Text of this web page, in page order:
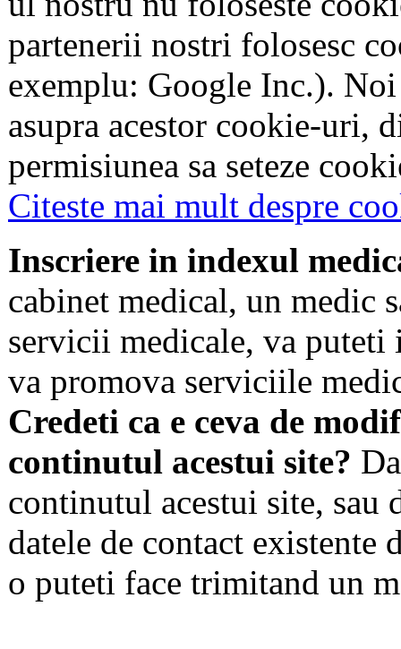
partenerii nostri folosesc
exemplu: Google Inc.).
asupra acestor cookie-uri,
permisiunea sa seteze
Citeste mai mult despre
Inscriere in indexul
cabinet medical, un medic
servicii medicale, va puteti
va promova serviciile
Credeti ca e ceva de
continutul acestui site?
continutul acestui site, sau
datele de contact existente
o puteti face trimitand un